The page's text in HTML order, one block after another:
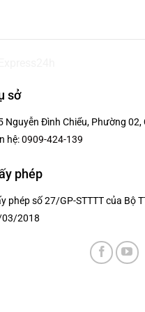
sở
Nguyễn Đình Chiểu, Phường 02,
hệ:0909-424-139
phép
phép số 27/GP-STTTT của Bộ
2018